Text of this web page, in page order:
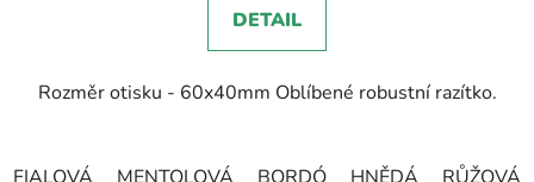
DETAIL
Rozměr otisku - 60x40mm Oblíbené robustní razítko.